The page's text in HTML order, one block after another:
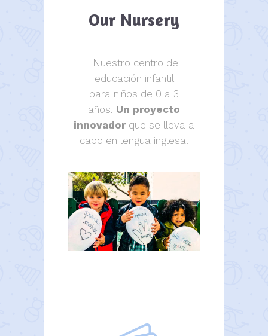
Our Nursery
Nuestro centro de
educación infantil
para niños de 0 a 3
años. Un proyecto
innovador que se lleva a
cabo en lengua inglesa.